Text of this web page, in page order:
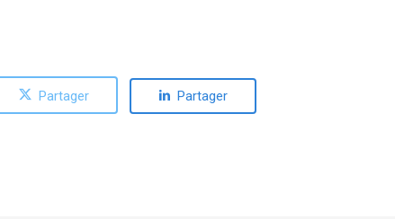
Partager Partager